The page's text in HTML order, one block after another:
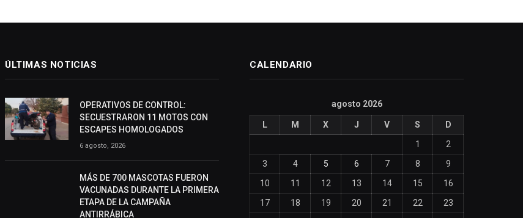
ÚLTIMAS NOTICIAS
OPERATIVOS DE CONTROL:
SECUESTRARON 11 MOTOS CON
ESCAPES HOMOLOGADOS
6 agosto, 2026
MÁS DE 700 MASCOTAS FUERON
VACUNADAS DURANTE LA PRIMERA
ETAPA DE LA CAMPAÑA
ANTIRRÁBICA
CALENDARIO
agosto 2026
L M X J V S
D
1
2
3
4 5 6 7 8
9
10
11 12 13 14 15
16
17
18 19 20 21 22
23